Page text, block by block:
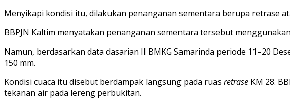
Menyikapi kondisi itu, dilakukan penanganan sementara berupa retrase
BBPJN Kaltim menyatakan penanganan sementara tersebut
Namun, berdasarkan data dasarian II BMKG Samarinda periode 11–20
150 mm.
Kondisi cuaca itu disebut berdampak langsung pada ruas retrase KM 28.
tekanan air pada lereng perbukitan.